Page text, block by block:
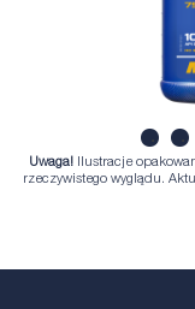
1 2
Uwaga! Ilustracje
rzeczywistego wyglądu.